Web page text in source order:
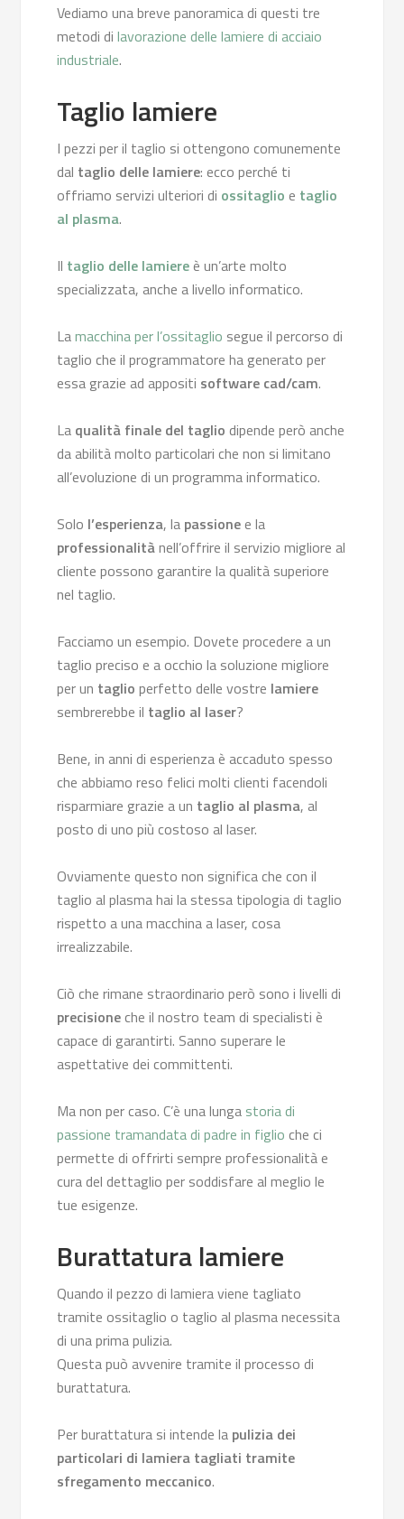
Vediamo una breve panoramica di questi tre
metodi dilavorazione delle lamiere di acciaio
industriale.
Taglio lamiere
I pezzi per il taglio si ottengono comunemente
dal taglio delle lamiere: ecco perché ti
offriamo servizi ulteriori di ossitaglio e taglio
al plasma.
Il taglio delle lamiereè un’arte molto
specializzata, anche a livello informatico.
Lamacchina per l’ossitaglio segue il percorso di
taglio che il programmatore ha generato per
essa grazie ad appositi software cad/cam.
La qualità finale del taglio dipende però anche
da abilità molto particolari che non si limitano
all’evoluzione di un programma informatico.
Solo l’esperienza, la passionee la
professionalitànell’offrire il servizio migliore al
cliente possono garantire la qualità superiore
nel taglio.
Facciamo un esempio. Dovete procedere a un
taglio preciso e a occhio la soluzione migliore
per un taglio perfetto delle vostre lamiere
sembrerebbe il taglio al laser?
Bene, in anni di esperienza è accaduto spesso
che abbiamo reso felici molti clienti facendoli
risparmiare grazie a un taglio al plasma, al
posto di uno più costoso al laser.
Ovviamente questo non significa che con il
taglio al plasma hai la stessa tipologia di taglio
rispetto a una macchina a laser, cosa
irrealizzabile.
Ciò che rimane straordinario però sono i livelli di
precisioneche il nostro team di specialisti è
capace di garantirti. Sanno superare le
aspettative dei committenti.
Ma non per caso. C’è una lunga storia di
passione tramandata di padre in figlio che ci
permette di offrirti sempre professionalità e
cura del dettaglio per soddisfare al meglio le
tue esigenze.
Burattatura lamiere
Quando il pezzo di lamiera viene tagliato
tramite ossitaglio o taglio al plasma necessita
di una prima pulizia.
Questa può avvenire tramite il processo di
burattatura.
Per burattatura si intende la pulizia dei
particolari di lamiera tagliati tramite
sfregamento meccanico.